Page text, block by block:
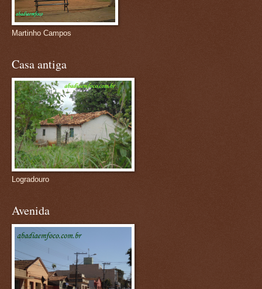
Martinho Campos
Casa antiga
Logradouro
Avenida